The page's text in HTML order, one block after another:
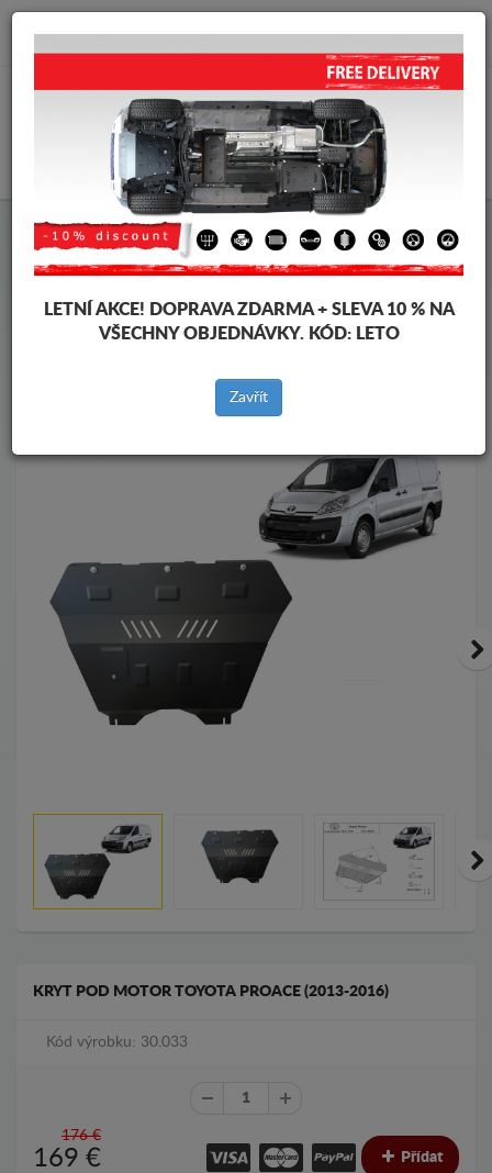
info@krytpodmotor.com
Kryt pod motor Toyota Kryt pod motor Toyota Proace
vozidel
Značky vozidel
Zpět na produkty
KRYT POD MOTOR TOYOTA PROACE (2013-2016)
Kód výrobku: 30.033
176 €
169 € Přídat
LETNÍ AKCE! DOPRAVA ZDARMA + SLEVA 10 % NA
VŠECHNY OBJEDNÁVKY. KÓD: LETO
Zavřít